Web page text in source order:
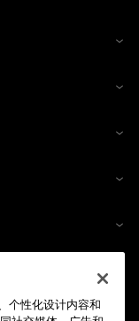
个性化设计内容和